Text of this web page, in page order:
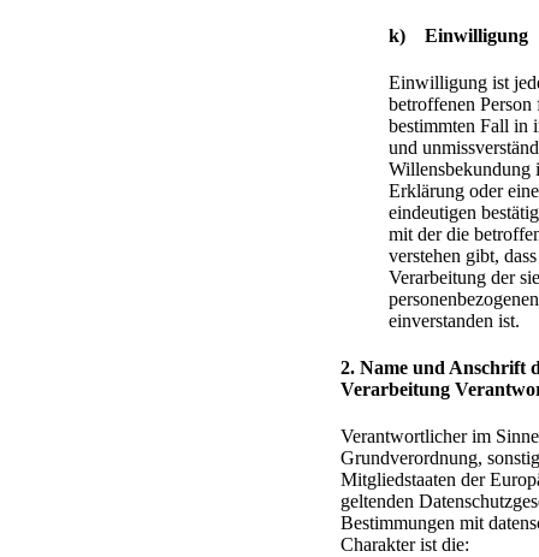
k) Einwilligung
Einwilligung ist
betroffenen
bestimmten Fall in
und
Willensbekundung
Erklärung oder
eindeutigen
mit der die
verstehen gibt,
Verarbeitung der
einverstanden ist.
2. Name und Anschrift
Verarbeitung
Verantwortlicher im
Grundverordnung,
Mitgliedstaaten der
geltenden
Bestimmungen mit
Charakter ist die: